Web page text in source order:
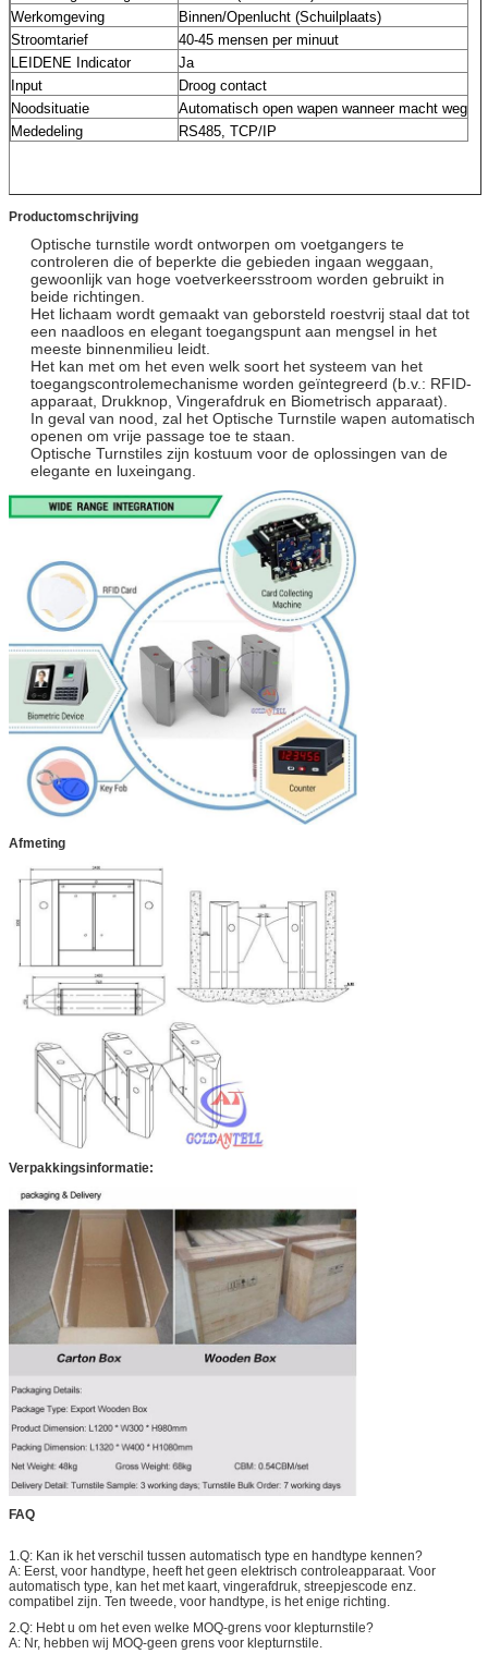
Werkomgeving
Binnen/Openlucht (Schuilplaats)
Stroomtarief
40-45 mensen per minuut
LEIDENE Indicator
Ja
Input
Droog contact
Noodsituatie
Automatisch open wapen wanneer macht weg
Mededeling
RS485, TCP/IP
Productomschrijving
Optische turnstile wordt ontworpen om voetgangers te
controleren die of beperkte die gebieden ingaan weggaan,
gewoonlijk van hoge voetverkeersstroom worden gebruikt in
beide richtingen.
Het lichaam wordt gemaakt van geborsteld roestvrij staal dat tot
een naadloos en elegant toegangspunt aan mengsel in het
meeste binnenmilieu leidt.
Het kan met om het even welk soort het systeem van het
toegangscontrolemechanisme worden geïntegreerd (b.v.: RFID-
apparaat, Drukknop, Vingerafdruk en Biometrisch apparaat).
In geval van nood, zal het Optische Turnstile wapen automatisch
openen om vrije passage toe te staan.
Optische Turnstiles zijn kostuum voor de oplossingen van de
elegante en luxeingang.
Afmeting
Verpakkingsinformatie:
FAQ
1.Q: Kan ik het verschil tussen automatisch type en handtype kennen?
A: Eerst, voor handtype, heeft het geen elektrisch controleapparaat. Voor
automatisch type, kan het met kaart, vingerafdruk, streepjescode enz.
compatibel zijn. Ten tweede, voor handtype, is het enige richting.
2.Q: Hebt u om het even welke MOQ-grens voor klepturnstile?
A: Nr, hebben wij MOQ-geen grens voor klepturnstile.